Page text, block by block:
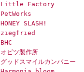
Little Factory
PetWorks
HONEY SLASH!
ziegfried
BHC
オビツ製作所
グッドスマイルカンパニー